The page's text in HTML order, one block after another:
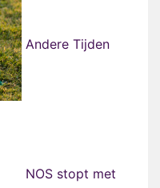
Andere Tijden
NOS stopt met